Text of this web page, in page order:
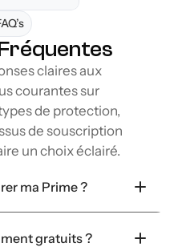
claires aux
courantes sur
de protection,
de souscription
un choix éclairé.
ma Prime ?
gratuits ?